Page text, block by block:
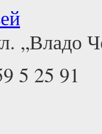
„Владо
5 25 91